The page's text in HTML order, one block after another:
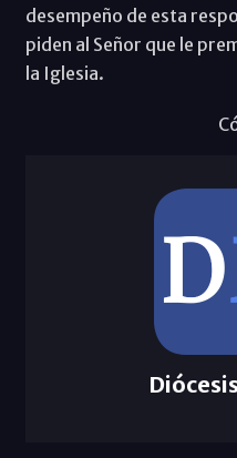
desempeño de esta
piden al Señor que le
la Iglesia.